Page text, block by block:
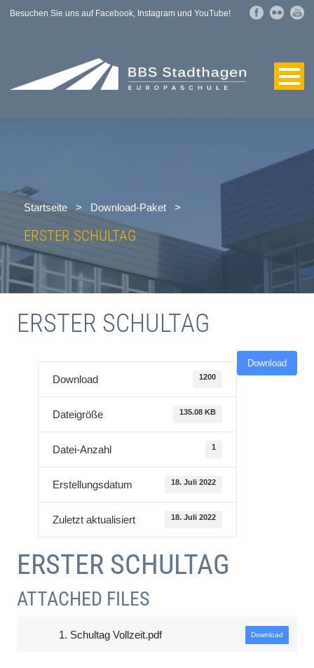
Besuchen Sie uns auf Facebook, Instagram und YouTube!
Startseite > Download-Paket >
ERSTER SCHULTAG
ERSTER SCHULTAG
Download
Download 1200
Dateigröße 135.08 KB
Datei-Anzahl 1
Erstellungsdatum 18. Juli 2022
Zuletzt aktualisiert 18. Juli 2022
ERSTER SCHULTAG
ATTACHED FILES
1. Schultag Vollzeit.pdf Download